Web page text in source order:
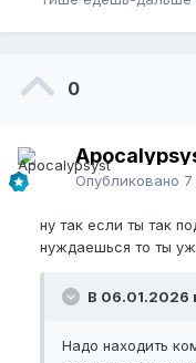
0
Опубликовано 7
ну так если ты так
нуждаешься то ты
В 06.01.2026
Надо находить